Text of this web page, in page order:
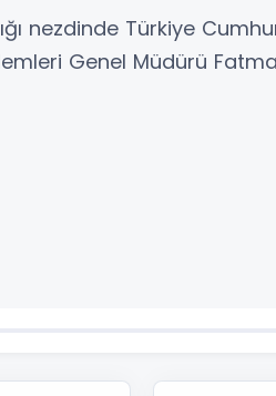
nezdinde Türkiye
Genel Müdürü